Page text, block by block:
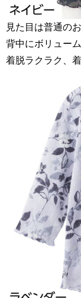
見た目は普通の
背中にボリュー
着脱ラクラク、